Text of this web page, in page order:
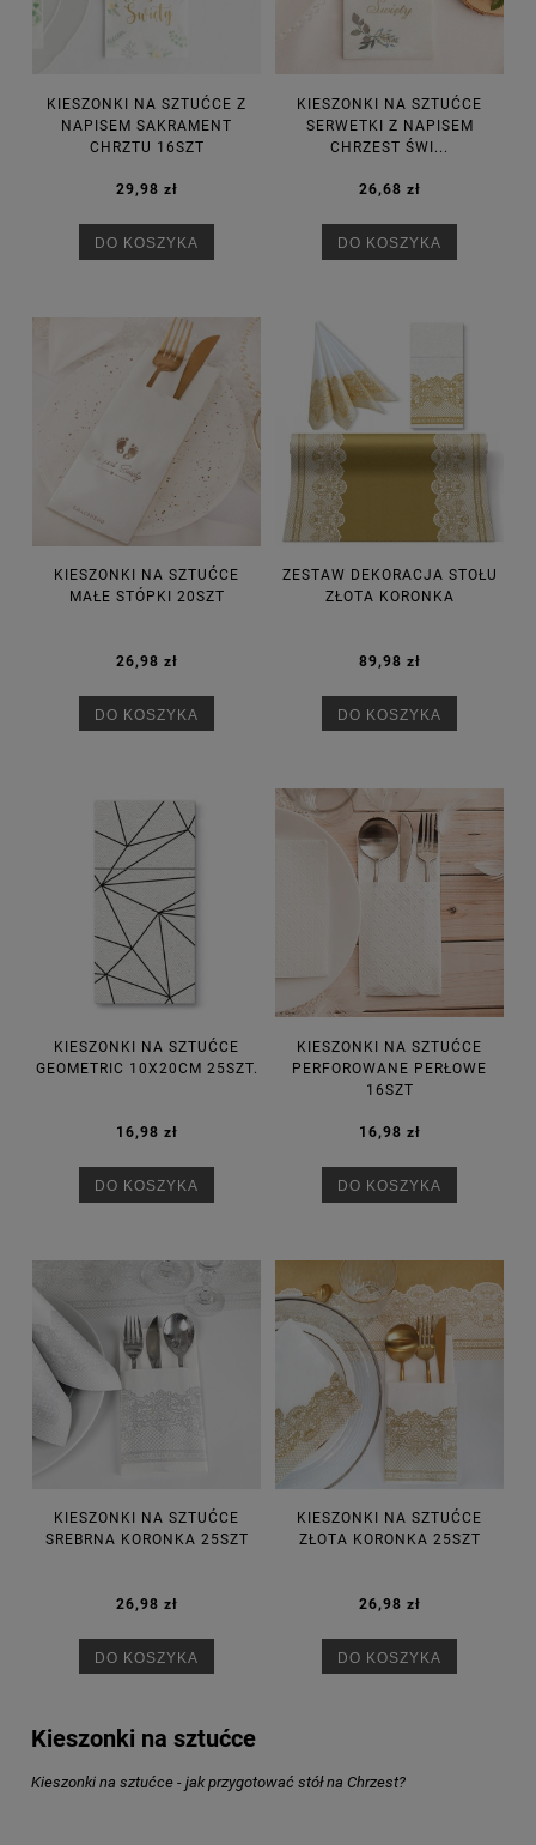
KIESZONKI NA SZTUĆCE Z
NAPISEM SAKRAMENT
CHRZTU 16SZT
29,98 zł
DO KOSZYKA
KIESZONKI NA SZTUĆCE
SERWETKI Z NAPISEM
CHRZEST ŚWI...
26,68 zł
DO KOSZYKA
KIESZONKI NA SZTUĆCE
MAŁE STÓPKI 20SZT
26,98 zł
DO KOSZYKA
ZESTAW DEKORACJA STOŁU
ZŁOTA KORONKA
89,98 zł
DO KOSZYKA
KIESZONKI NA SZTUĆCE
GEOMETRIC 10X20CM 25SZT.
16,98 zł
DO KOSZYKA
KIESZONKI NA SZTUĆCE
PERFOROWANE PERŁOWE
16SZT
16,98 zł
DO KOSZYKA
KIESZONKI NA SZTUĆCE
SREBRNA KORONKA 25SZT
26,98 zł
DO KOSZYKA
KIESZONKI NA SZTUĆCE
ZŁOTA KORONKA 25SZT
26,98 zł
DO KOSZYKA
Kieszonki na sztućce
Kieszonki na sztućce - jak przygotować stół na Chrzest?